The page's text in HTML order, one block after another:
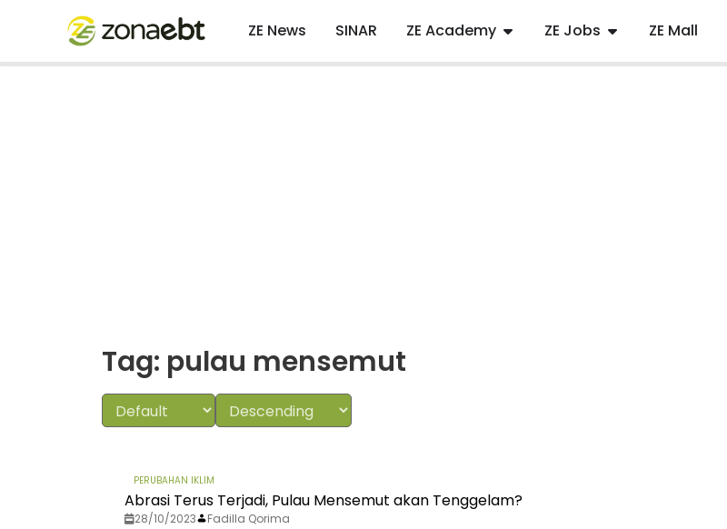
ZE News SINAR ZE Academy ZE Jobs ZE Mall
Tag: pulau mensemut
PERUBAHAN IKLIM
Abrasi Terus Terjadi, Pulau Mensemut akan Tenggelam?
28/10/2023 Fadilla Qorima